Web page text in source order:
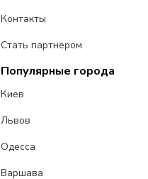
Контакты
Стать партнером
Популярные города
Киев
Львов
Одесса
Варшава